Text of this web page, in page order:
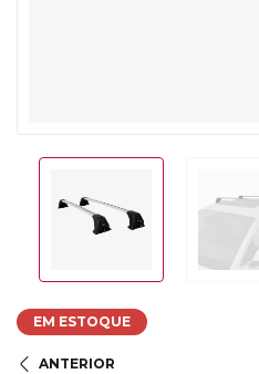
EM ESTOQUE
ANTERIOR